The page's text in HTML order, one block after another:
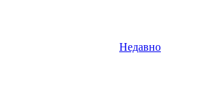
Недавно